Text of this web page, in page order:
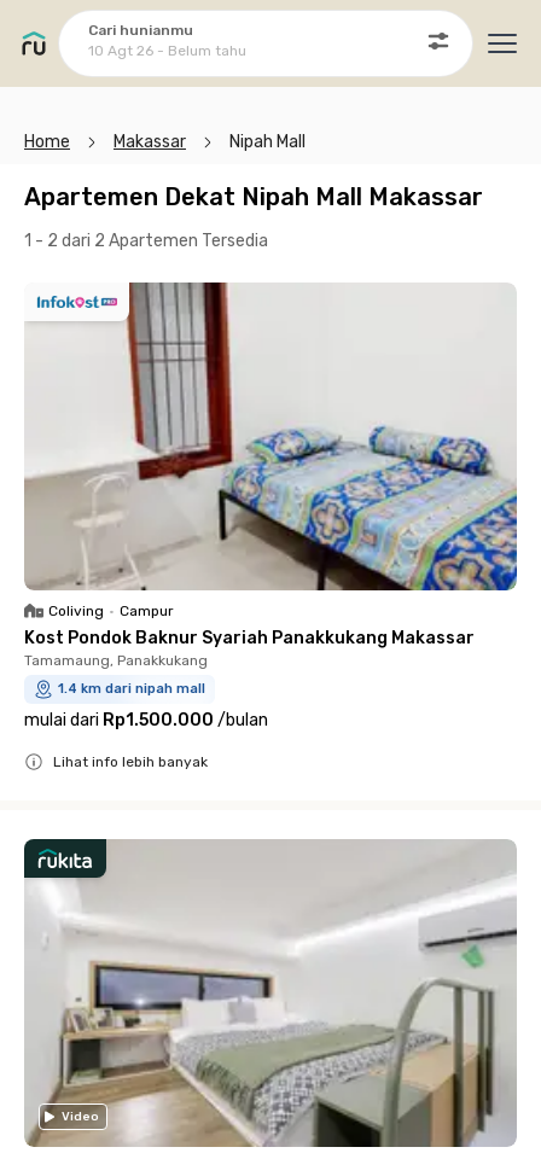
Cari hunianmu
10 Agt 26 - Belum tahu
Home Makassar Nipah Mall
Apartemen Dekat Nipah Mall Makassar
1 - 2 dari 2 Apartemen Tersedia
Coliving • Campur
Kost Pondok Baknur Syariah Panakkukang Makassar
Tamamaung, Panakkukang
1.4 km dari nipah mall
mulai dari Rp1.500.000 /bulan
Lihat info lebih banyak
Video